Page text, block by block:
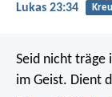
Lukas 23:34
Seid nicht träge
im Geist. Dient